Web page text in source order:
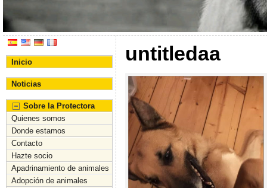
Inicio
Noticias
Sobre la Protectora
Quienes somos
Donde estamos
Contacto
Hazte socio
Apadrinamiento de animales
Adopción de animales
untitledaa